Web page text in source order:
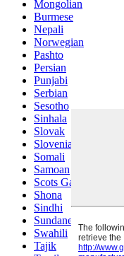
Mongolian
Burmese
Nepali
Norwegian
Pashto
Persian
Punjabi
Serbian
Sesotho
Sinhala
Slovak
Slovenian
Somali
Samoan
Scots Gaelic
Shona
Sindhi
Sundanese
Swahili
Tajik